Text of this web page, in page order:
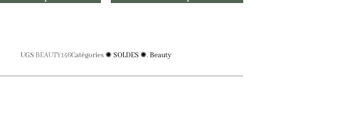
UGSBEAUTY146Catégories✺ SOLDES ✺,Beauty